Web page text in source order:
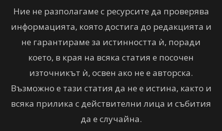
Ние не разполагаме с ресурсите да проверява
информацията, която достига до редакцията и
не гарантираме за истинността ѝ, поради
което, в края на всяка статия е посочен
източникът ѝ, освен ако не е авторска.
Възможно е тази статия да не е истина, както и
всяка прилика с действителни лица и събития
да е случайна.